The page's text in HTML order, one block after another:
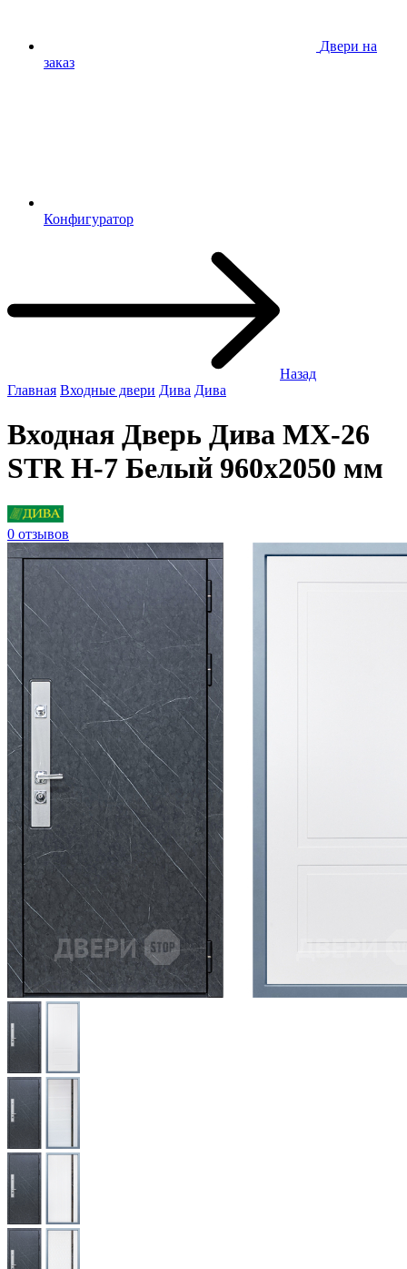
Двери на
заказ
Конфигуратор
Назад
Главная Входные двери Дива Дива
Входная Дверь Дива МХ-26
STR Н-7 Белый 960x2050 мм
0 отзывов